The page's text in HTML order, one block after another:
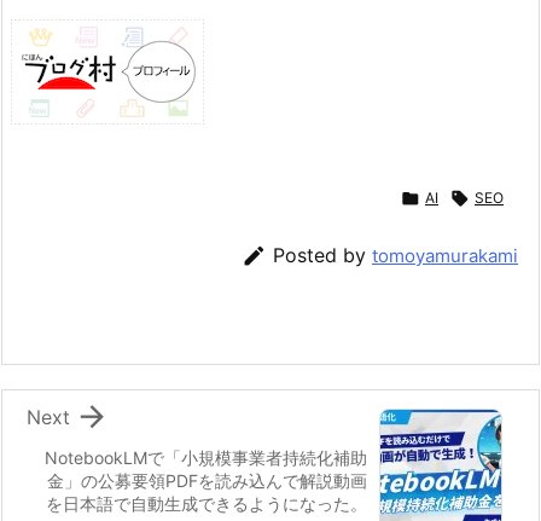
 AI  SEO
 Posted by tomoyamurakami
NotebookLMで「小規模事業者持続化補助
金」の公募要領PDFを読み込んで解説動画
を日本語で自動生成できるようになった。

Next